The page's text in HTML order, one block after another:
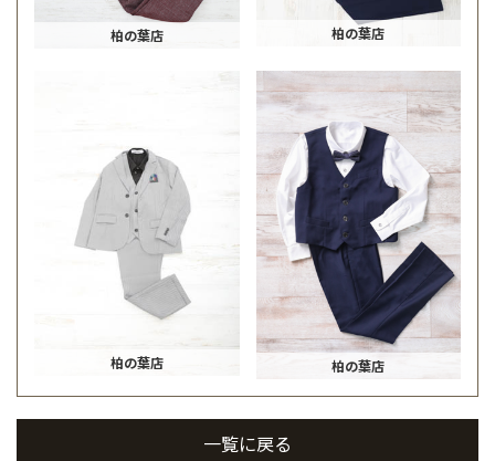
柏の葉店 柏の葉店
柏の葉店 柏の葉店
一覧に戻る